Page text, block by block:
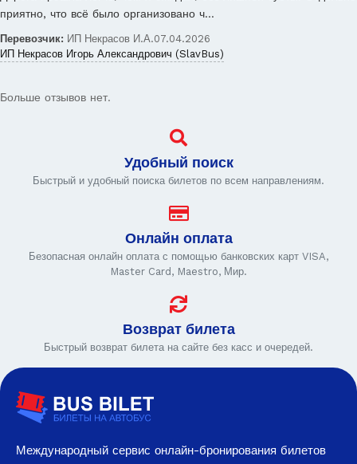
приятно, что всё было организовано ч…
Перевозчик: ИП Некрасов И.А.07.04.2026
ИП Некрасов Игорь Александрович (SlavBus)
Больше отзывов нет.
Удобный поиск
Быстрый и удобный поиска билетов по всем направлениям.
Онлайн оплата
Безопасная онлайн оплата с помощью банковских карт VISA,
Master Card, Maestro, Мир.
Возврат билета
Быстрый возврат билета на сайте без касс и очередей.
Международный сервис онлайн-бронирования билетов